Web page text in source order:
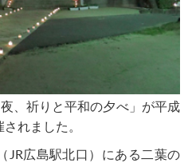
、祈りと平和の夕べ」が平成
れました。
JR広島駅北口）にある二葉の